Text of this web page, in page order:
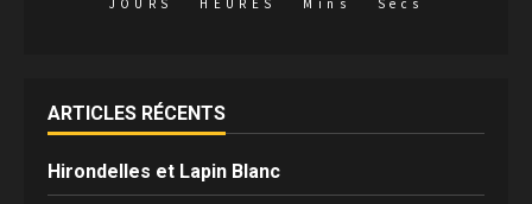
ARTICLES RÉCENTS
Hirondelles et Lapin Blanc